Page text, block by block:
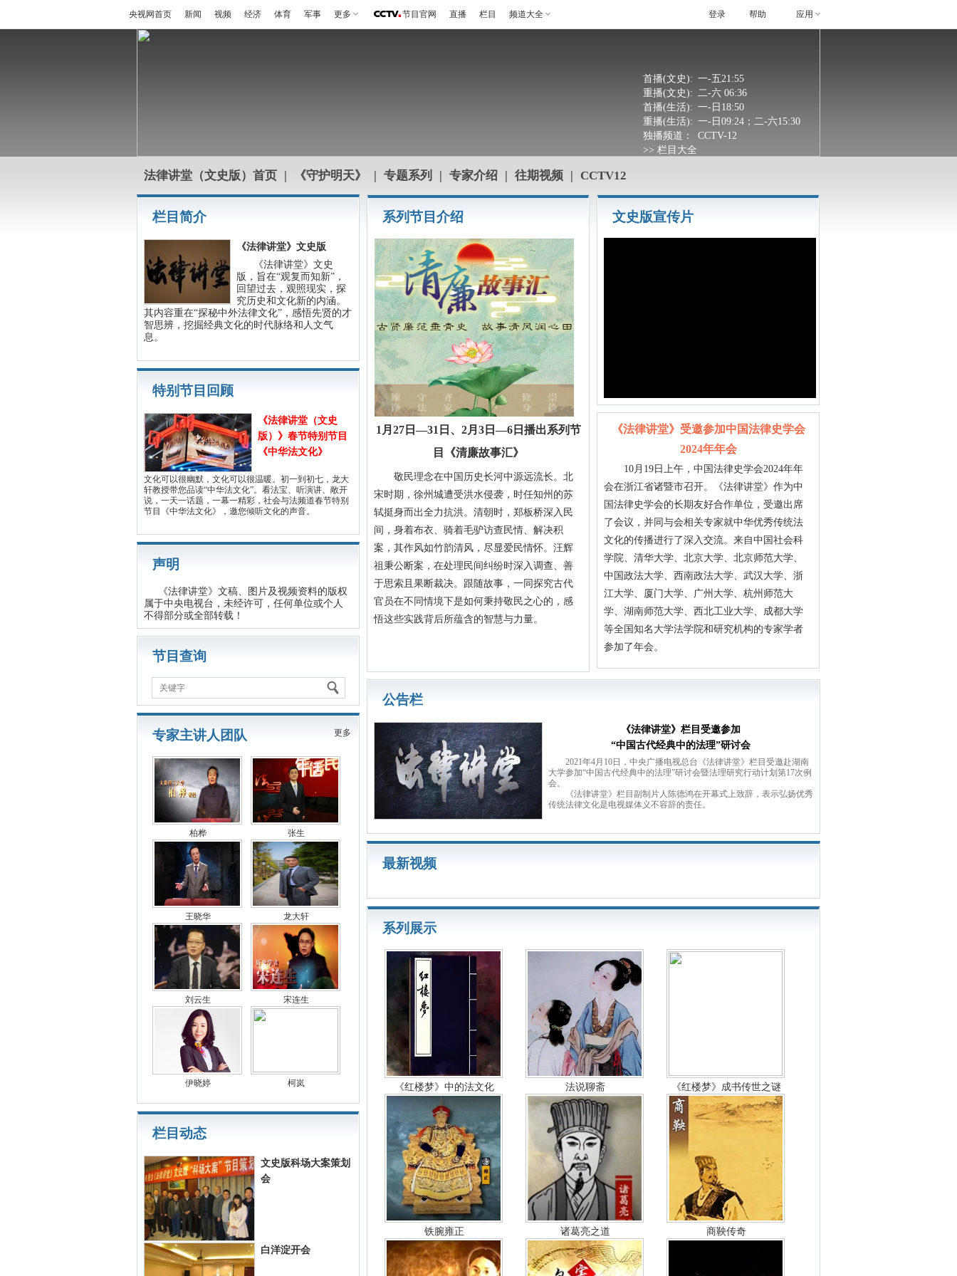
央视网首页 新闻 视频 经济 体育 军事 更多 节目官网 直播 栏目 频道大全 帮助 应用
登录
首播(文史): 一-五21:55
重播(文史): 二-六 06:36
首播(生活): 一-日18:50
重播(生活): 一-日09:24；二-六15:30
独播频道：
CCTV-12
>> 栏目大全
法律讲堂（文史版）首页 | 《守护明天》 | 专题系列 | 专家介绍 | 往期视频 | CCTV12
栏目简介
《法律讲堂》文史版
《法律讲堂》文史
版，旨在“观复而知新”，
回望过去，观照现实，探
究历史和文化新的内涵。
其内容重在“探秘中外法律文化”，感悟先贤的才
智思辨，挖掘经典文化的时代脉络和人文气
息。
特别节目回顾
《法律讲堂（文史
版）》春节特别节目
《中华法文化》
文化可以很幽默，文化可以很温暖。初一到初七，龙大
轩教授带您品读“中华法文化”。看法宝、听演讲、敞开
说，一天一话题，一幕一精彩，社会与法频道春节特别
节目《中华法文化》，邀您倾听文化的声音。
声明
《法律讲堂》文稿、图片及视频资料的版权
属于中央电视台，未经许可，任何单位或个人
不得部分或全部转载！
节目查询
关键字
专家主讲人团队 更多
柏桦 张生
王晓华 龙大轩
刘云生 宋连生
伊晓婷 柯岚
栏目动态
文史版科场大案策划
会
白洋淀开会
系列节目介绍
1月27日—31日、2月3日—6日播出系列节
目《清廉故事汇》
敬民理念在中国历史长河中源远流长。北
宋时期，徐州城遭受洪水侵袭，时任知州的苏
轼挺身而出全力抗洪。清朝时，郑板桥深入民
间，身着布衣、骑着毛驴访查民情、解决积
案，其作风如竹韵清风，尽显爱民情怀。汪辉
祖秉公断案，在处理民间纠纷时深入调查、善
于思索且果断裁决。跟随故事，一同探究古代
官员在不同情境下是如何秉持敬民之心的，感
悟这些实践背后所蕴含的智慧与力量。
文史版宣传片
《法律讲堂》受邀参加中国法律史学会
2024年年会
10月19日上午，中国法律史学会2024年年
会在浙江省诸暨市召开。《法律讲堂》作为中
国法律史学会的长期友好合作单位，受邀出席
了会议，并同与会相关专家就中华优秀传统法
文化的传播进行了深入交流。来自中国社会科
学院、清华大学、北京大学、北京师范大学、
中国政法大学、西南政法大学、武汉大学、浙
江大学、厦门大学、广州大学、杭州师范大
学、湖南师范大学、西北工业大学、成都大学
等全国知名大学法学院和研究机构的专家学者
参加了年会。
公告栏
《法律讲堂》栏目受邀参加
“中国古代经典中的法理”研讨会
2021年4月10日，中央广播电视总台《法律讲堂》栏目受邀赴湖南
大学参加“中国古代经典中的法理”研讨会暨法理研究行动计划第17次例
会。
《法律讲堂》栏目副制片人陈德鸿在开幕式上致辞，表示弘扬优秀
传统法律文化是电视媒体义不容辞的责任。
最新视频
系列展示
《红楼梦》中的法文化 法说聊斋 《红楼梦》成书传世之谜
铁腕雍正 诸葛亮之道 商鞅传奇